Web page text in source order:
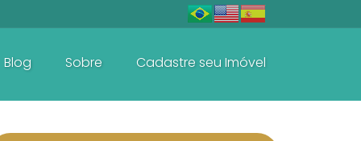
Cadastre seu Imóvel
Sobre
Blog